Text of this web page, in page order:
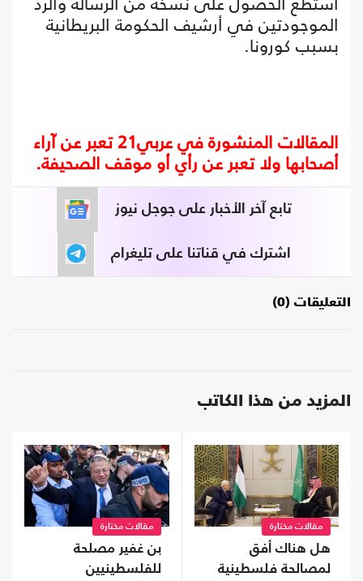
الموجودتين في أرشيف الحكومة البريطانية
بسبب كورونا.
المقالات المنشورة في عربي21 تعبر عن آراء
أصحابها ولا تعبر عن رأي أو موقف الصحيفة.
تابع آخر الأخبار على جوجل نيوز
اشترك في قناتنا على تليغرام
التعليقات (0)
المزيد من هذا الكاتب
مقالات مختارة
هل هناك أفق
لمصالحة فلسطينية
مقالات مختارة
بن غفير مصلحة
للفلسطينيين